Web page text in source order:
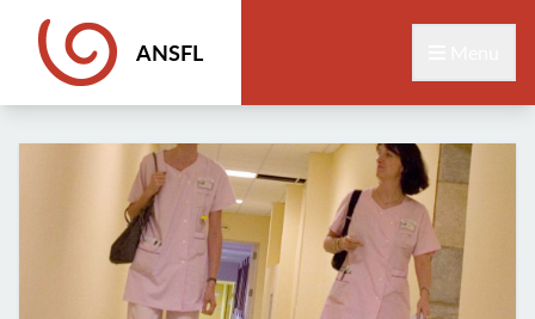
ANSFL